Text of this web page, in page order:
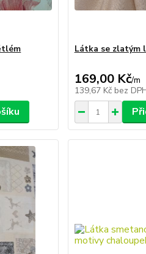
Látka se zlatým
169,00 Kč/m
139,67 Kč bez